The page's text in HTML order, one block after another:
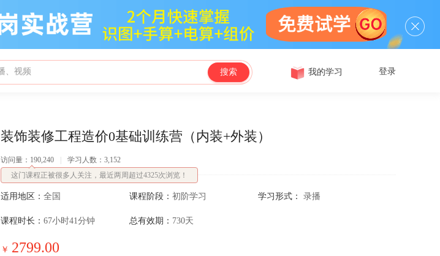
搜索 我的学习 登录
装饰装修工程造价0基础训练营（内装+外装）
这门课程正被很多人关注，最近两周超过4325次浏览！
访问量：190,240 学习人数：3,152
适用地区： 全国 课程阶段： 初阶学习 学习形式： 录播
课程时长： 67小时41分钟 总有效期： 730天
￥ 2799.00